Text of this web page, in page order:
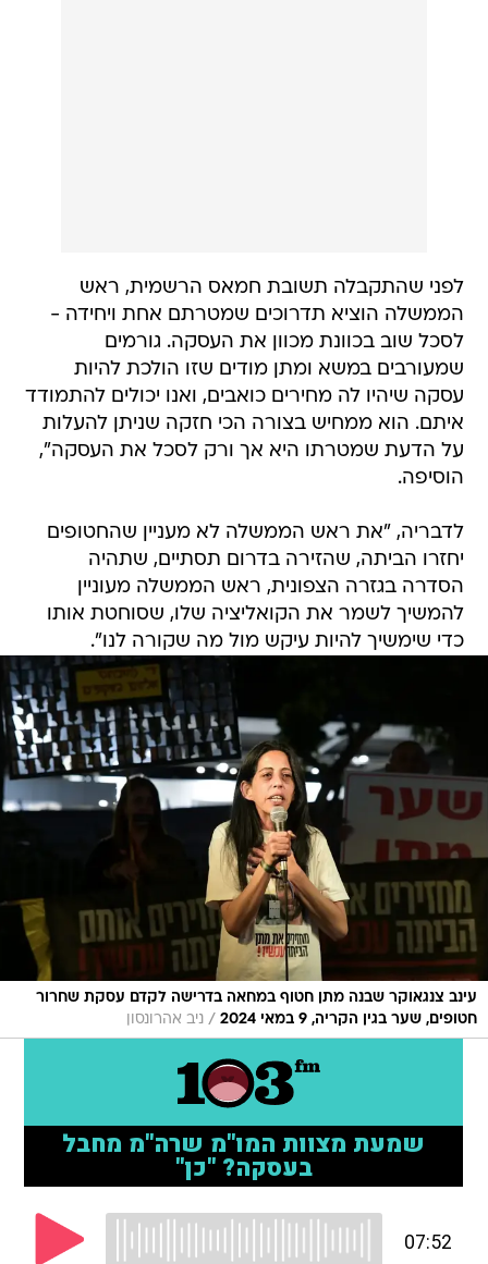
לפני שהתקבלה תשובת חמאס הרשמית, ראש
הממשלה הוציא תדרוכים שמטרתם אחת ויחידה -
לסכל שוב בכוונת מכוון את העסקה. גורמים
שמעורבים במשא ומתן מודים שזו הולכת להיות
עסקה שיהיו לה מחירים כואבים, ואנו יכולים להתמודד
איתם. הוא ממחיש בצורה הכי חזקה שניתן להעלות
על הדעת שמטרתו היא אך ורק לסכל את העסקה",
הוסיפה.
לדבריה, "את ראש הממשלה לא מעניין שהחטופים
יחזרו הביתה, שהזירה בדרום תסתיים, שתהיה
הסדרה בגזרה הצפונית, ראש הממשלה מעוניין
להמשיך לשמר את הקואליציה שלו, שסוחטת אותו
כדי שימשיך להיות עיקש מול מה שקורה לנו".
עינב צנגאוקר שבנה מתן חטוף במחאה בדרישה לקדם עסקת שחרור
חטופים, שער בגין הקריה, 9 במאי 2024
/ ניב אהרונסון